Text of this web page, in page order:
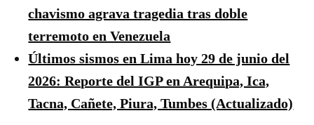
chavismo agrava tragedia tras doble
terremoto en Venezuela
Últimos sismos en Lima hoy 29 de junio del
2026: Reporte del IGP en Arequipa, Ica,
Tacna, Cañete, Piura, Tumbes (Actualizado)